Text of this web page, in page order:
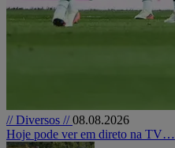
// Diversos //08.08.2026
Hoje pode ver em direto na TV…